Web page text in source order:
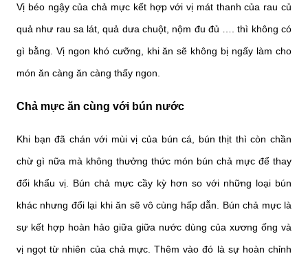
Vị béo ngậy của chả mực kết hợp với vị mát thanh của rau củ
quả như rau sa lát, quả dưa chuột, nộm đu đủ …. thì không có
gì bằng. Vị ngon khó cưỡng, khi ăn sẽ không bị ngấy làm cho
món ăn càng ăn càng thấy ngon.
Chả mực ăn cùng với bún nước
Khi bạn đã chán với mùi vị của bún cá, bún thịt thì còn chần
chừ gì nữa mà không thưởng thức món bún chả mực để thay
đổi khẩu vị. Bún chả mực cầy kỳ hơn so với những loại bún
khác nhưng đổi lại khi ăn sẽ vô cùng hấp dẫn. Bún chả mực là
sự kết hợp hoàn hảo giữa giữa nước dùng của xương ống và
vị ngọt từ nhiên của chả mực. Thêm vào đó là sự hoàn chỉnh